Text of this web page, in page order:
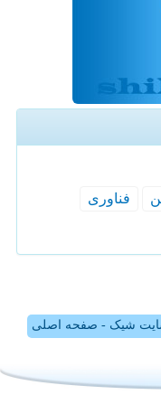
فناوری
شیک - صفحه اصلی